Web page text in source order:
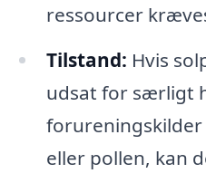
ressourcer
Tilstand: Hvis
udsat for særligt
eller pollen, kan